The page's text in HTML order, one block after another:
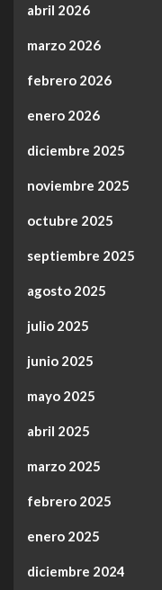
abril 2026
marzo 2026
febrero 2026
enero 2026
diciembre 2025
noviembre 2025
octubre 2025
septiembre 2025
agosto 2025
julio 2025
junio 2025
mayo 2025
abril 2025
marzo 2025
febrero 2025
enero 2025
diciembre 2024